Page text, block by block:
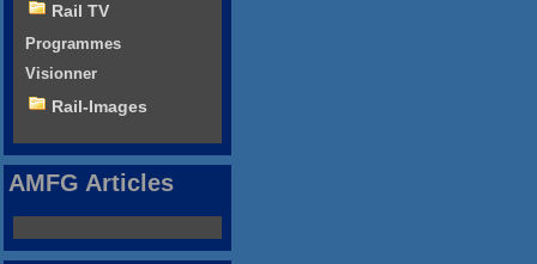
Rail TV
Programmes
Visionner
Rail-Images
AMFG Articles